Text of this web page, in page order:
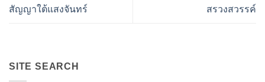
สัญญาใต้แสงจันทร์
สรวงสวรรค์
SITE SEARCH